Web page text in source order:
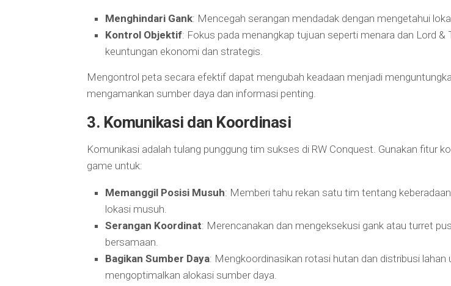
Menghindari Gank: Mencegah serangan mendadak dengan mengetahui
Kontrol Objektif: Fokus pada menangkap tujuan seperti menara dan Lord &
keuntungan ekonomi dan strategis.
Mengontrol peta secara efektif dapat mengubah keadaan menjadi
mengamankan sumber daya dan informasi penting.
3. Komunikasi dan Koordinasi
Komunikasi adalah tulang punggung tim sukses di RW Conquest. Gunakan fitur
game untuk:
Memanggil Posisi Musuh: Memberi tahu rekan satu tim tentang
lokasi musuh.
Serangan Koordinat: Merencanakan dan mengeksekusi gank atau turret
bersamaan.
Bagikan Sumber Daya: Mengkoordinasikan rotasi hutan dan distribusi lahan
mengoptimalkan alokasi sumber daya.